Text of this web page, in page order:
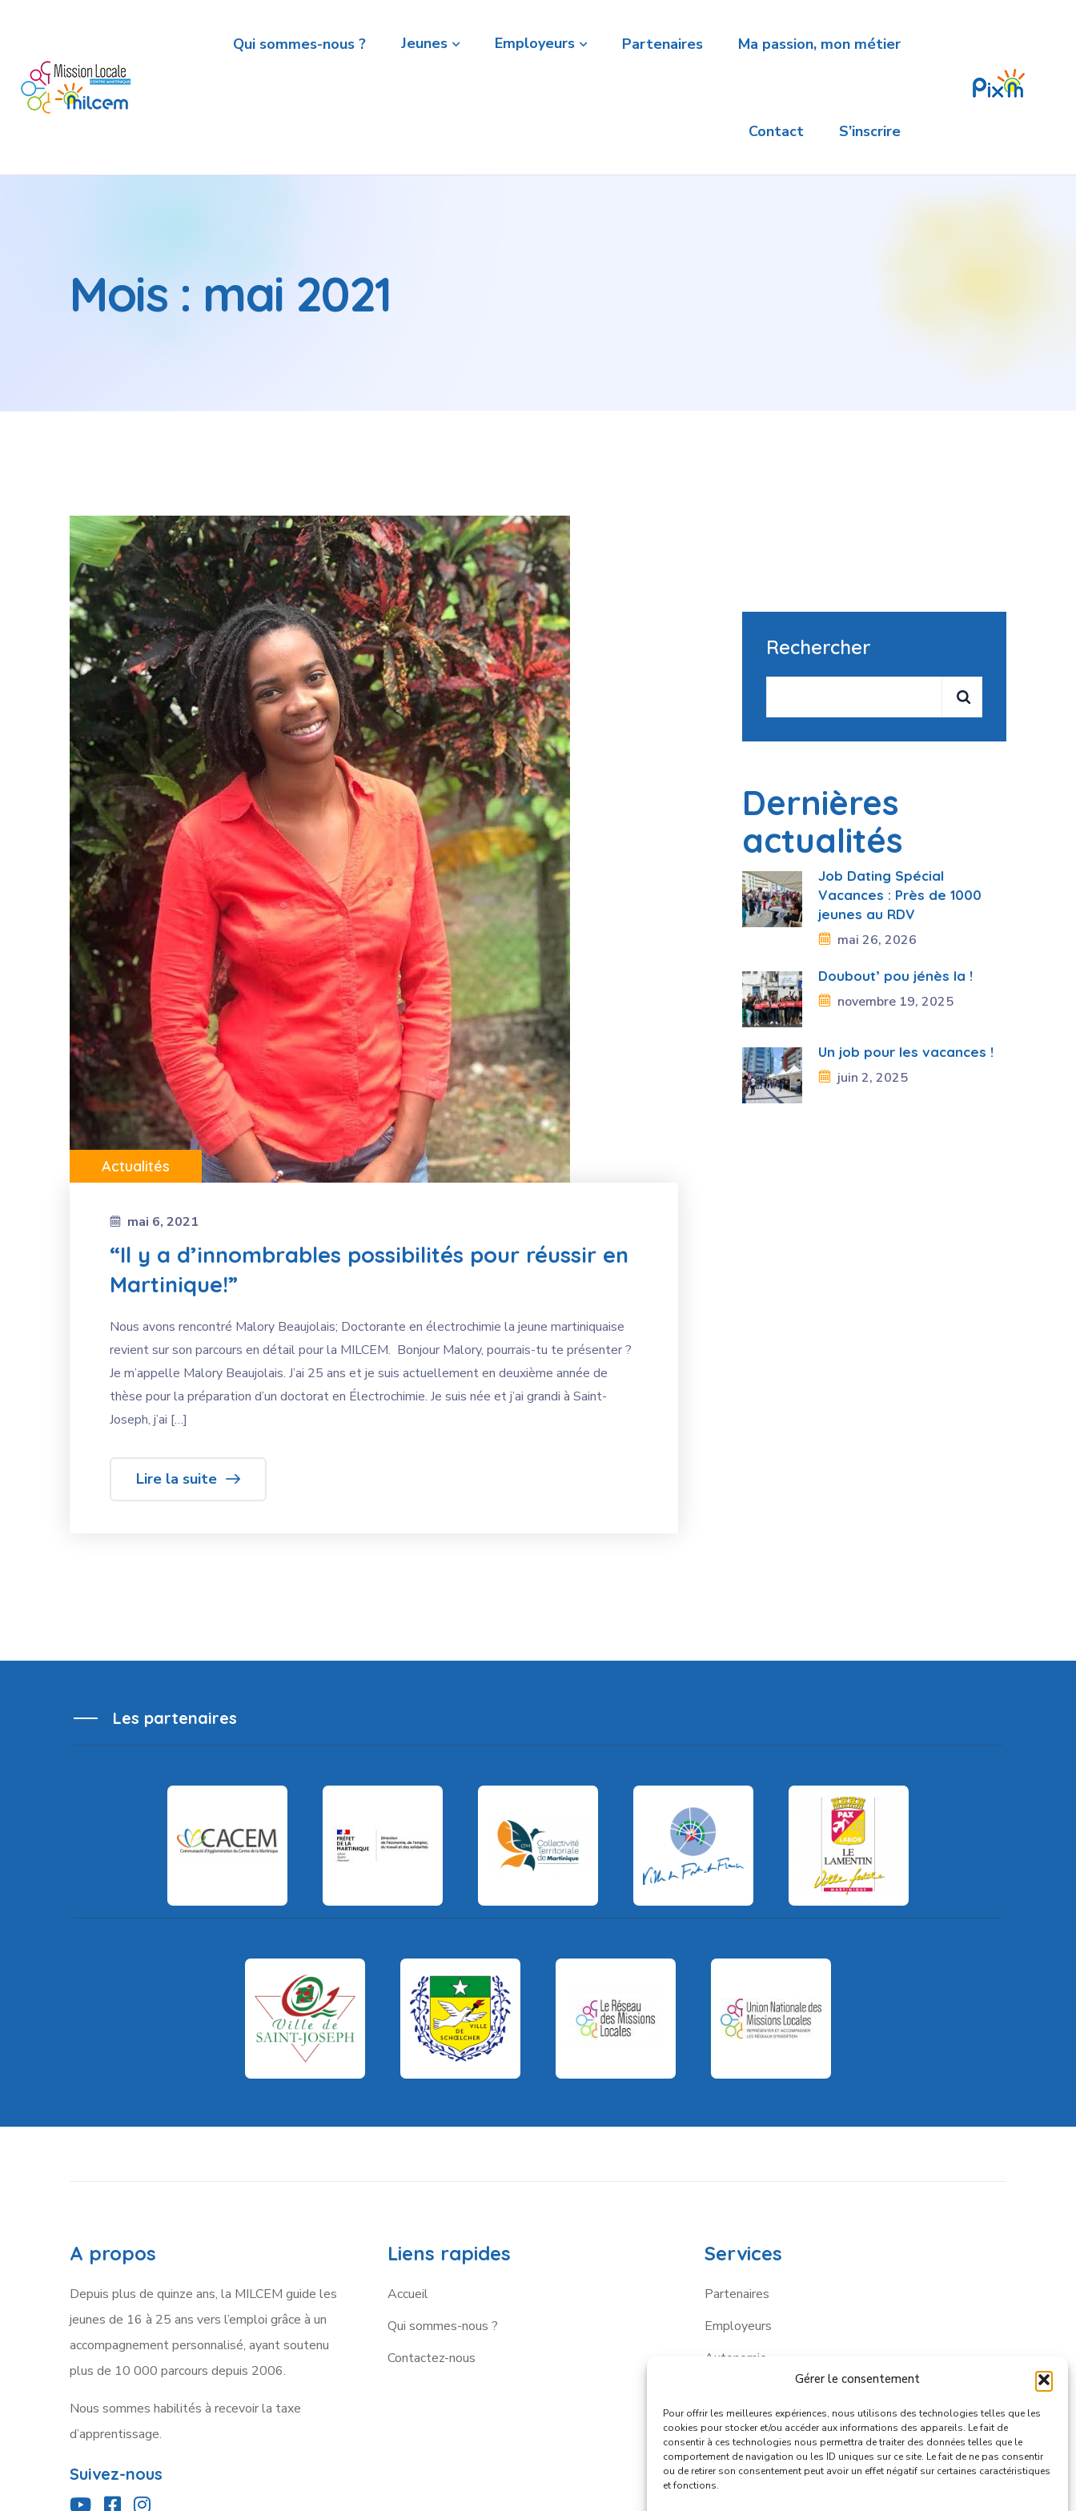
Gérer le consentement
Pour offrir les meilleures expériences, nous utilisons des technologies telles que les
cookies pour stocker et/ou accéder aux informations des appareils. Le fait de
consentir à ces technologies nous permettra de traiter des données telles que le
comportement de navigation ou les ID uniques sur ce site. Le fait de ne pas consentir
ou de retirer son consentement peut avoir un effet négatif sur certaines caractéristiques
et fonctions.
Qui sommes-nous ? Jeunes Employeurs Partenaires Ma passion, mon métier
Contact S’inscrire
Mois : mai 2021
Actualités
mai 6, 2021
“Il y a d’innombrables possibilités pour réussir en
Martinique!”
Nous avons rencontré Malory Beaujolais; Doctorante en électrochimie la jeune martiniquaise
revient sur son parcours en détail pour la MILCEM. Bonjour Malory, pourrais-tu te présenter ?
Je m’appelle Malory Beaujolais. J’ai 25 ans et je suis actuellement en deuxième année de
thèse pour la préparation d’un doctorat en Électrochimie. Je suis née et j’ai grandi à Saint-
Joseph, j’ai […]
Lire la suite
Rechercher
Dernières
actualités
Job Dating Spécial
Vacances : Près de 1000
jeunes au RDV
mai 26, 2026
Doubout’ pou jénès la !
novembre 19, 2025
Un job pour les vacances !
juin 2, 2025
Les partenaires
A propos
Depuis plus de quinze ans, la MILCEM guide les
jeunes de 16 à 25 ans vers l’emploi grâce à un
accompagnement personnalisé, ayant soutenu
plus de 10 000 parcours depuis 2006.
Nous sommes habilités à recevoir la taxe
d’apprentissage.
Suivez-nous
Liens rapides
Accueil
Qui sommes-nous ?
Contactez-nous
Services
Partenaires
Employeurs
Autonomie